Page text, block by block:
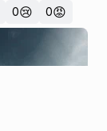
0😢 0😡